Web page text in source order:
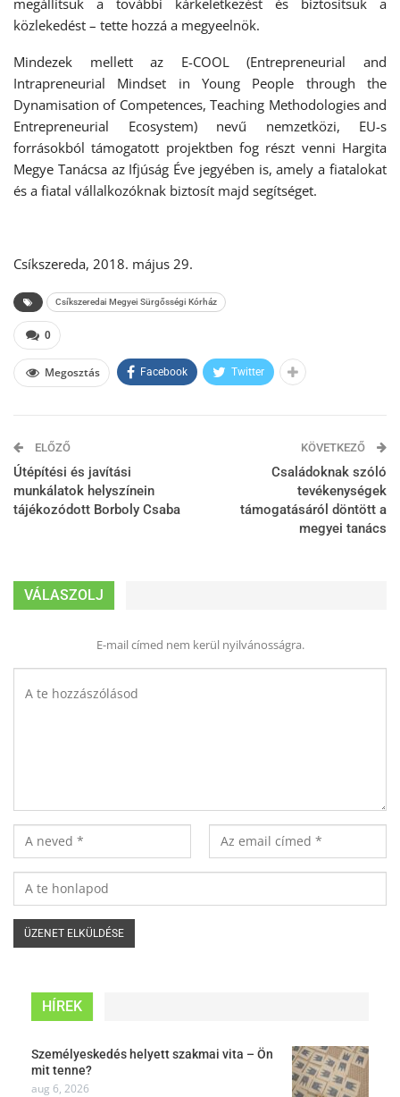
megállítsuk a további kárkeletkezést és biztosítsuk a
közlekedést – tette hozzá a megyeelnök.
Mindezek mellett az E-COOL (Entrepreneurial and
Intrapreneurial Mindset in Young People through the
Dynamisation of Competences, Teaching Methodologies and
Entrepreneurial Ecosystem) nevű nemzetközi, EU-s
forrásokból támogatott projektben fog részt venni Hargita
Megye Tanácsa az Ifjúság Éve jegyében is, amely a fiatalokat
és a fiatal vállalkozóknak biztosít majd segítséget.
Csíkszereda, 2018. május 29.
Csíkszeredai Megyei Sürgősségi Kórház
0
Megosztás Facebook Twitter
ELŐZŐ
Útépítési és javítási
munkálatok helyszínein
tájékozódott Borboly Csaba
KÖVETKEZŐ
Családoknak szóló
tevékenységek
támogatásáról döntött a
megyei tanács
VÁLASZOLJ
E-mail címed nem kerül nyilvánosságra.
HÍREK
Személyeskedés helyett szakmai vita – Ön
mit tenne?
aug 6, 2026